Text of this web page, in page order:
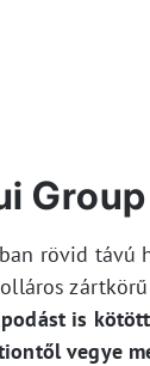
rövid távú
is
vegye